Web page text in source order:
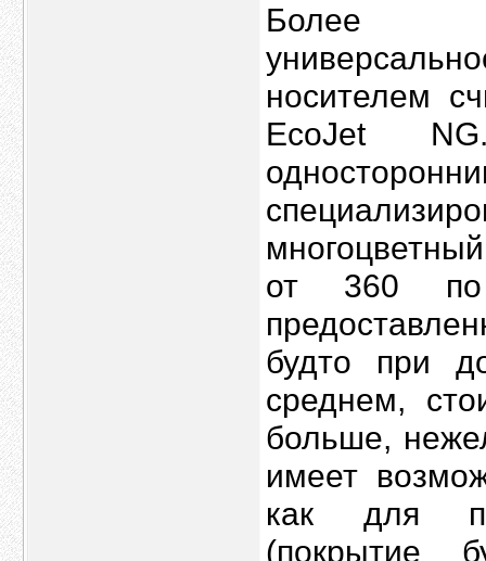
Более
носителем
EcoJet
от 360 по
будто при
среднем,
больше,
имеет
как для
(покрытие